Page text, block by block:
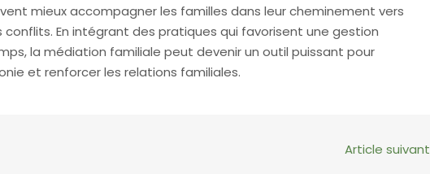
mieux accompagner les familles dans leur cheminement vers
conflits. En intégrant des pratiques qui favorisent une gestion
la médiation familiale peut devenir un outil puissant pour
et renforcer les relations familiales.
Article suivant